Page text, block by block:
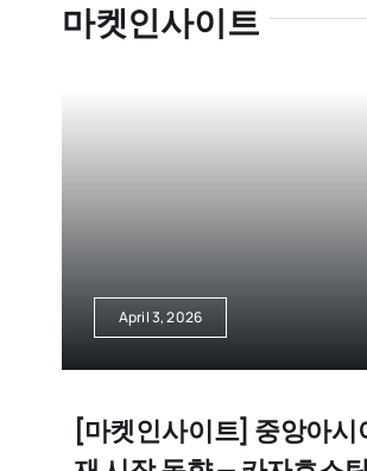
마켓인사이트
April 3, 2026
[마켓인사이트] 중앙아시